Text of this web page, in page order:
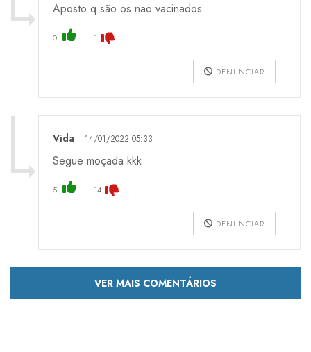
Aposto q são os nao vacinados
0 1
DENUNCIAR
Vida 14/01/2022 05:33
Segue moçada kkk
5 14
DENUNCIAR
VER MAIS COMENTÁRIOS